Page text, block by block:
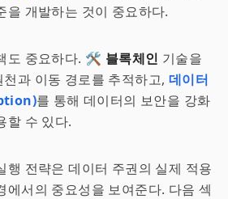
을 개발하는 것이 중요하다.
도 중요하다. 🛠️ 블록체인 기술을
과 이동 경로를 추적하고, 데이터
를 통해 데이터의 보안을 강화
할 수 있다.
행 전략은 데이터 주권의 실제 적용
에서의 중요성을 보여준다. 다음 섹